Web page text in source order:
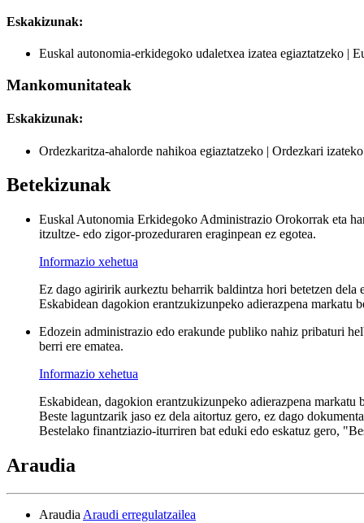
Eskakizunak:
Euskal autonomia-erkidegoko udaletxea izatea egiaztatzeko |
Mankomunitateak
Eskakizunak:
Ordezkaritza-ahalorde nahikoa egiaztatzeko | Ordezkari
Betekizunak
Euskal Autonomia Erkidegoko Administrazio Orokorrak eta
itzultze- edo zigor-prozeduraren eraginpean ez egotea.
Informazio xehetua
Ez dago agiririk aurkeztu beharrik baldintza hori betetzen dela
Eskabidean dagokion erantzukizunpeko adierazpena markatu
Edozein administrazio edo erakunde publiko nahiz pribaturi
berri ere ematea.
Informazio xehetua
Eskabidean, dagokion erantzukizunpeko adierazpena markatu
Beste laguntzarik jaso ez dela aitortuz gero, ez dago
Bestelako finantziazio-iturriren bat eduki edo eskatuz gero,
Araudia
Araudia Araudi erregulatzailea